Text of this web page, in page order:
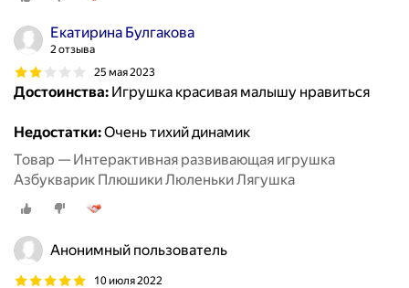
Екатирина Булгакова
2 отзыва
25 мая 2023
Достоинства: Игрушка красивая малышу нравиться
Недостатки:Очень тихий динамик
Товар — Интерактивная развивающая игрушка
Азбукварик Плюшики Люленьки Лягушка
Анонимный пользователь
10 июля 2022